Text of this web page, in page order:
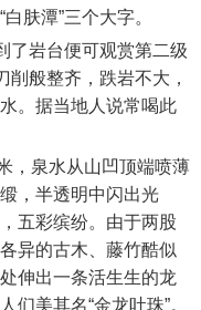
肤潭”三个大字。
岩台便可观赏第二级
削般整齐，跌岩不大，
。据当地人说常喝此
泉水从山凹顶端喷薄
，半透明中闪出光
五彩缤纷。由于两股
异的古木、藤竹酷似
伸出一条活生生的龙
美其名“金龙吐珠”。